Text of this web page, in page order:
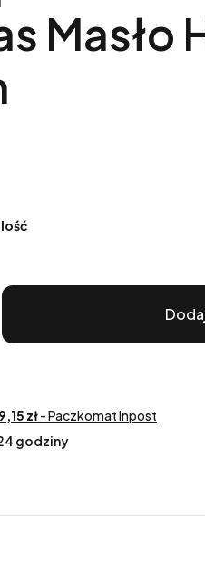
Masło
zł- Paczkomat Inpost
godziny